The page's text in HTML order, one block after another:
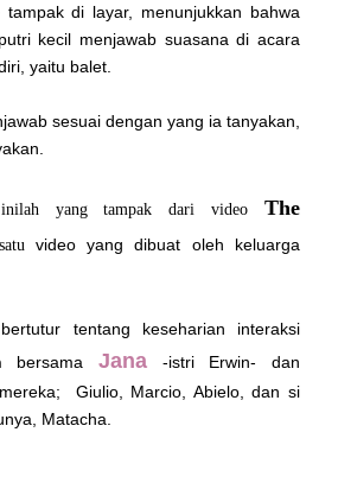
tampak di layar, menunjukkan bahwa
kecil menjawab suasana di acara
yaitu balet.
sesuai dengan yang ia tanyakan,
inilah yang tampak dari video The
video yang dibuat oleh keluarga
tentang keseharian interaksi
bersamaJana -istri Erwin- dan
Giulio, Marcio, Abielo, dan si
Matacha.